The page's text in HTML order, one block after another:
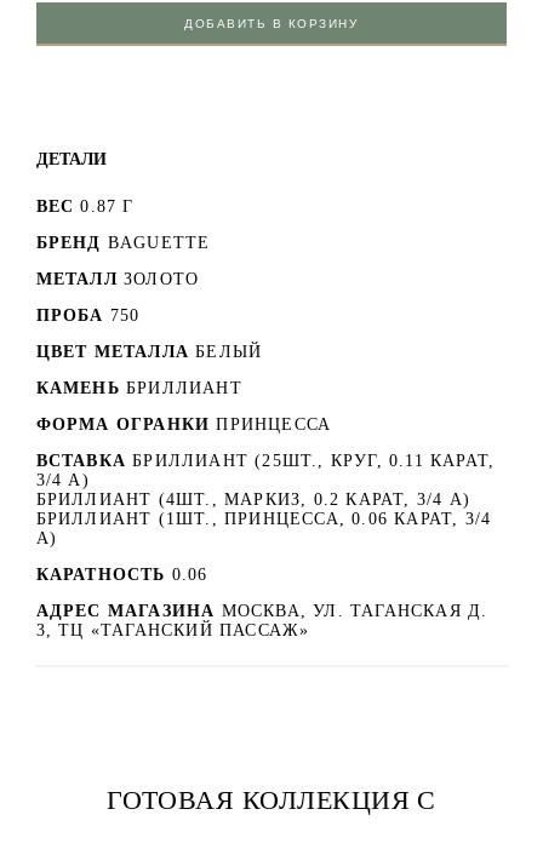
ДОБАВИТЬ В КОРЗИНУ
ДЕТАЛИ
ВЕС 0.87 Г
БРЕНД BAGUETTE
МЕТАЛЛ ЗОЛОТО
ПРОБА 750
ЦВЕТ МЕТАЛЛА БЕЛЫЙ
КАМЕНЬ БРИЛЛИАНТ
ФОРМА ОГРАНКИ ПРИНЦЕССА
ВСТАВКА БРИЛЛИАНТ (25ШТ., КРУГ, 0.11 КАРАТ,
3/4 А)
БРИЛЛИАНТ (4ШТ., МАРКИЗ, 0.2 КАРАТ, 3/4 А)
БРИЛЛИАНТ (1ШТ., ПРИНЦЕССА, 0.06 КАРАТ, 3/4
А)
КАРАТНОСТЬ 0.06
АДРЕС МАГАЗИНА МОСКВА, УЛ. ТАГАНСКАЯ Д.
3, ТЦ «ТАГАНСКИЙ ПАССАЖ»
ГОТОВАЯ КОЛЛЕКЦИЯ С